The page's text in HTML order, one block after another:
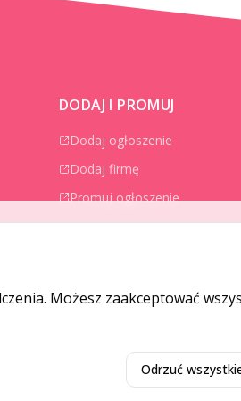
DODAJ I PROMUJ
Dodaj ogłoszenie
Dodaj firmę
Promuj ogłoszenie
Możesz zaakceptować
Odrzuć